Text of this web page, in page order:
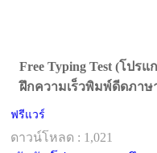
Free Typing Test (โปร
ฝึกความเร็วพิมพ์ดีดภาษ
ฟรีแวร์
ดาวน์โหลด : 1,021